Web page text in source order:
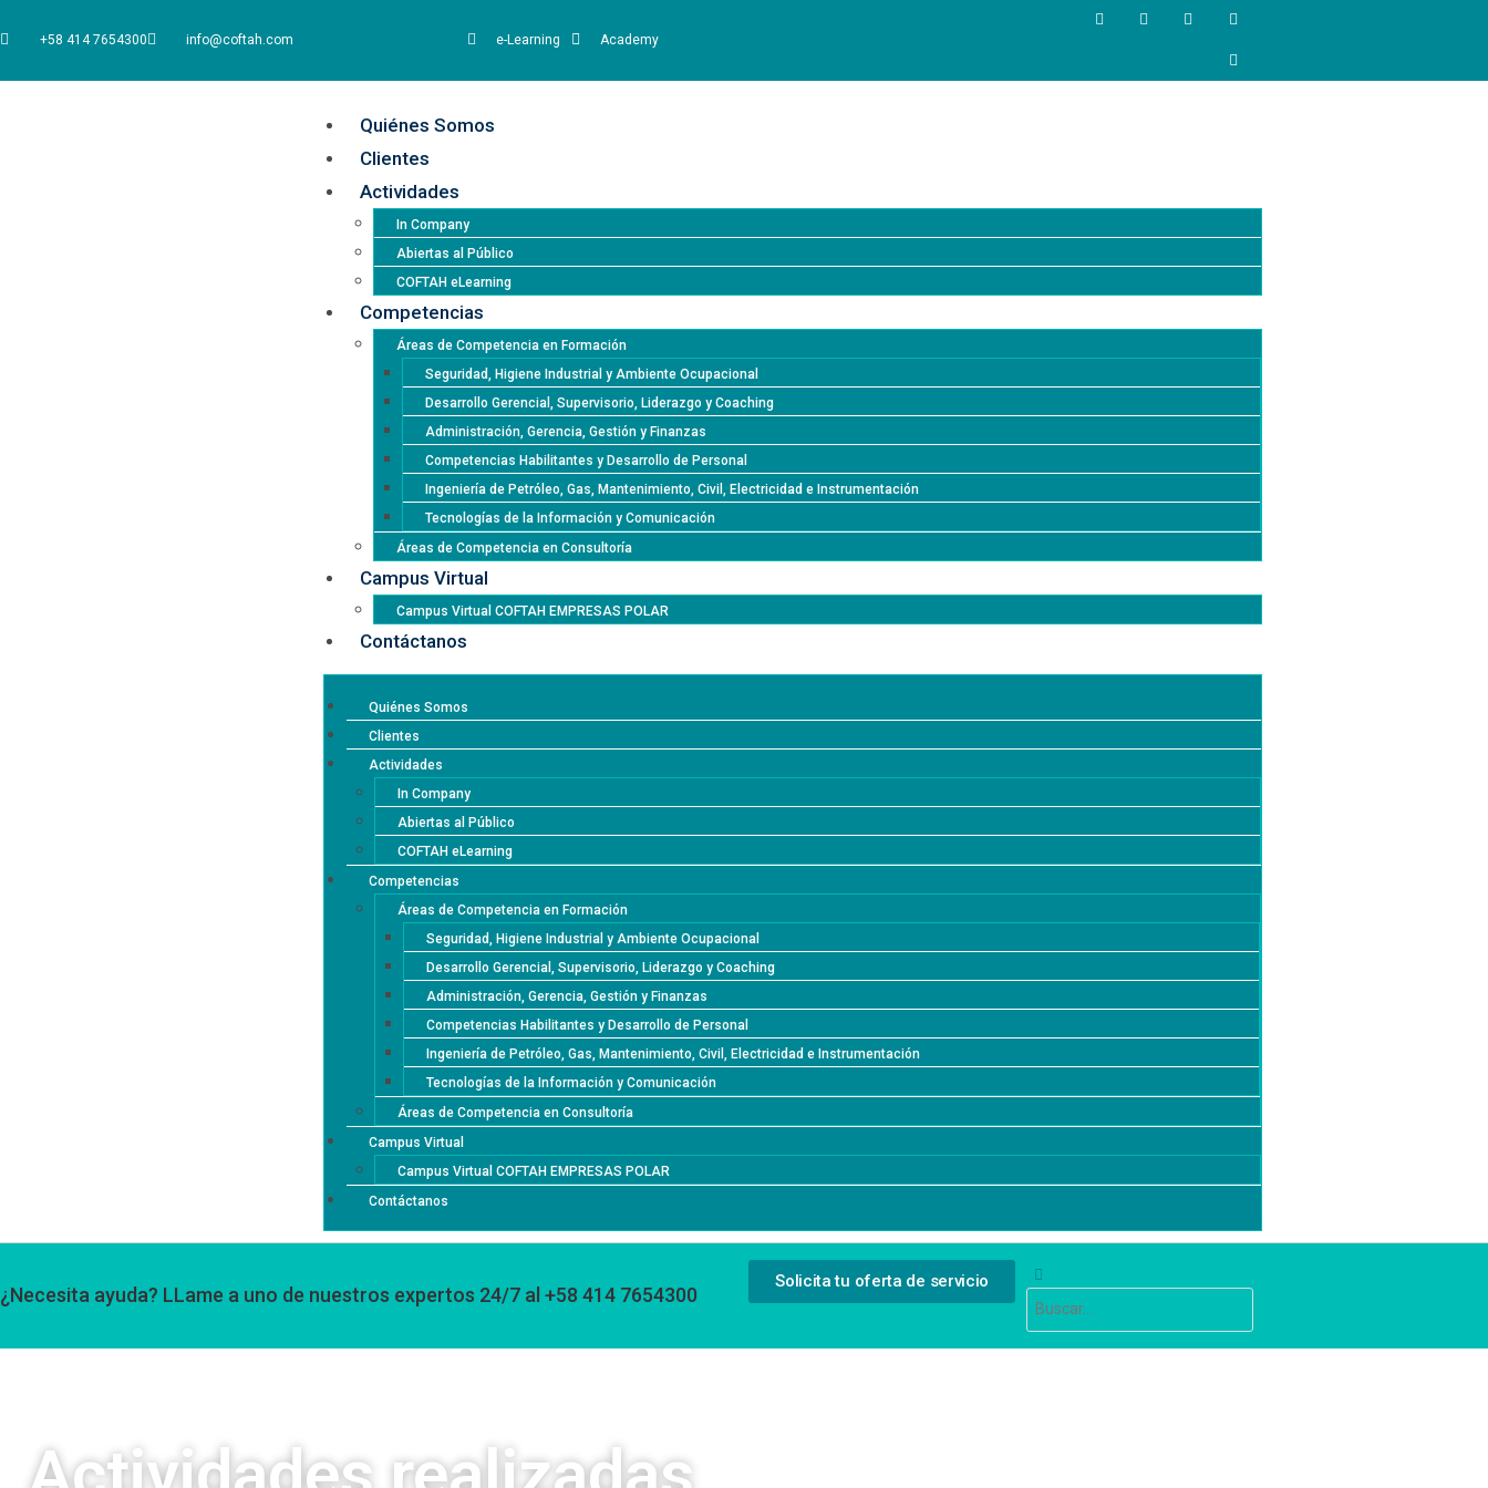
+58 414 7654300 info@coftah.com e-Learning Academy
Quiénes Somos
Clientes
Actividades
In Company
Abiertas al Público
COFTAH eLearning
Competencias
Áreas de Competencia en Formación
Seguridad, Higiene Industrial y Ambiente Ocupacional
Desarrollo Gerencial, Supervisorio, Liderazgo y Coaching
Administración, Gerencia, Gestión y Finanzas
Competencias Habilitantes y Desarrollo de Personal
Ingeniería de Petróleo, Gas, Mantenimiento, Civil, Electricidad e Instrumentación
Tecnologías de la Información y Comunicación
Áreas de Competencia en Consultoría
Campus Virtual
Campus Virtual COFTAH EMPRESAS POLAR
Contáctanos
Quiénes Somos
Clientes
Actividades
In Company
Abiertas al Público
COFTAH eLearning
Competencias
Áreas de Competencia en Formación
Seguridad, Higiene Industrial y Ambiente Ocupacional
Desarrollo Gerencial, Supervisorio, Liderazgo y Coaching
Administración, Gerencia, Gestión y Finanzas
Competencias Habilitantes y Desarrollo de Personal
Ingeniería de Petróleo, Gas, Mantenimiento, Civil, Electricidad e Instrumentación
Tecnologías de la Información y Comunicación
Áreas de Competencia en Consultoría
Campus Virtual
Campus Virtual COFTAH EMPRESAS POLAR
Contáctanos
¿Necesita ayuda? LLame a uno de nuestros expertos 24/7 al +58 414 7654300
Solicita tu oferta de servicio